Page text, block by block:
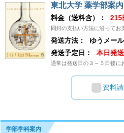
東北大学 薬学部案内
料金（送料含）： 215
同封の支払い方法に沿ってお
発送方法：
ゆうメール
発送予定日：
本日発送
通常は発送日の３～５日後に
資料
学部学科案内